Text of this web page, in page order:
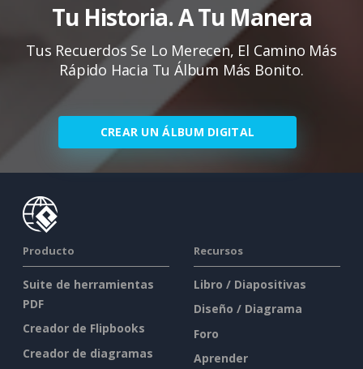
Tu Historia. A Tu Manera
Tus Recuerdos Se Lo Merecen, El Camino Más
Rápido Hacia Tu Álbum Más Bonito.
CREAR UN ÁLBUM DIGITAL
Producto
Suite de herramientas
PDF
Creador de Flipbooks
Creador de diagramas
Recursos
Libro / Diapositivas
Diseño / Diagrama
Foro
Aprender